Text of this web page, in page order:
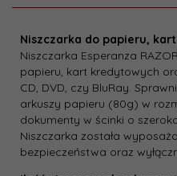
Niszczarka do papieru,
Niszczarka Esperanza
papieru, kart kredytowych
CD, DVD, czy BluRay.
arkuszy papieru (80g) w
dokumenty w ścinki o
Niszczarka została
bezpieczeństwa oraz